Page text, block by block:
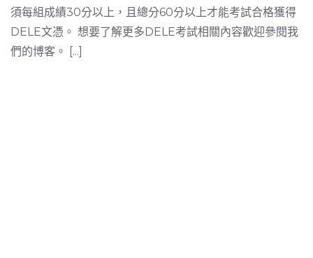
須每組成績30分以上，且總分60分以上才能考試合格獲得
DELE文憑。 想要了解更多DELE考試相關內容歡迎參閱我
們的博客。 [...]